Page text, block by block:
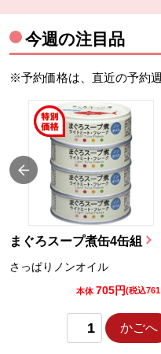
今週の注目品
※予約価格は、直近の予約
まぐろスープ煮缶4缶組
さっぱりノンオイル
本体 705円(税込
かごへ